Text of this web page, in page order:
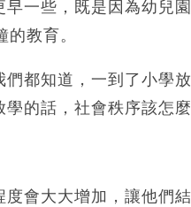
一些，既是因為幼兒
教育。
都知道，一到了小學
的話，社會秩序該怎麼
會大大增加，讓他們